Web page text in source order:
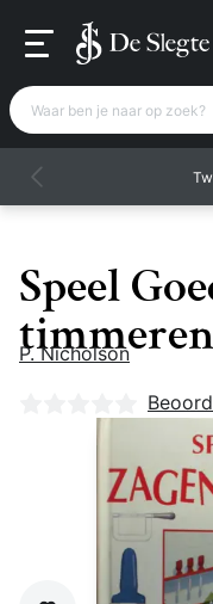
Waar ben je naar op
Speel
timmeren
P. Nicholson
Nog geen
Zet op verlanglijst